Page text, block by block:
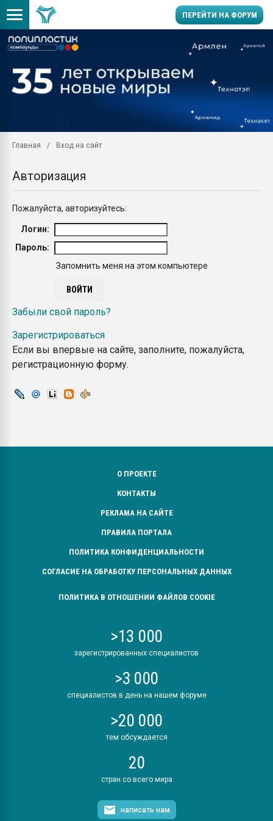
ПЕРЕЙТИ НА ФОРУМ
Вакуум-формовочные
28.07.2026
Продам отходы
поликарбоната и АБС-
Главная Вход на сайт
Авторизация
Пожалуйста, авторизуйтесь:
Логин:
Пароль:
Запомнить меня на этом компьютере
Забыли свой пароль?
Зарегистрироваться
Если вы впервые на сайте, заполните, пожалуйста,
регистрационную форму.
О ПРОЕКТЕ
КОНТАКТЫ
РЕКЛАМА НА САЙТЕ
ПРАВИЛА ПОРТАЛА
ПОЛИТИКА КОНФИДЕНЦИАЛЬНОСТИ
СОГЛАСИЕ НА ОБРАБОТКУ ПЕРСОНАЛЬНЫХ ДАННЫХ
ПОЛИТИКА В ОТНОШЕНИИ ФАЙЛОВ COOKIE
>13 000
зарегистрированных специалистов
>3 000
специалистов в день на нашем форуме
>20 000
тем обсуждается
20
стран со всего мира
написать нам